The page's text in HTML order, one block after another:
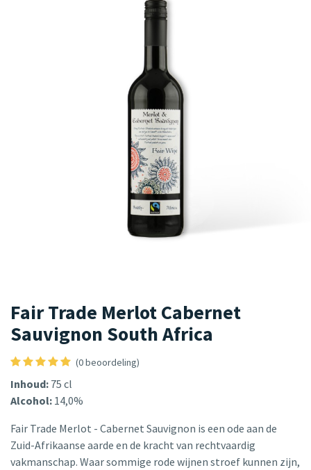
Fair Trade Merlot Cabernet
Sauvignon South Africa
(0 beoordeling)
Inhoud: 75 cl
Alcohol: 14,0%
Fair Trade Merlot - Cabernet Sauvignon is een ode aan de
Zuid-Afrikaanse aarde en de kracht van rechtvaardig
vakmanschap. Waar sommige rode wijnen stroef kunnen zijn,